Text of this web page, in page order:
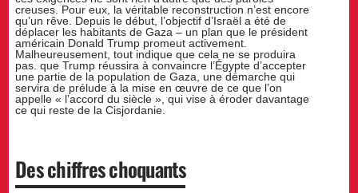
creuses. Pour eux, la véritable reconstruction n’est encore
qu’un rêve. Depuis le début, l’objectif d’Israël a été de
déplacer les habitants de Gaza – un plan que le président
américain Donald Trump promeut activement.
Malheureusement, tout indique que cela ne se produira
pas. que Trump réussira à convaincre l’Égypte d’accepter
une partie de la population de Gaza, une démarche qui
servira de prélude à la mise en œuvre de ce que l’on
appelle « l’accord du siècle », qui vise à éroder davantage
ce qui reste de la Cisjordanie.
Des chiffres choquants